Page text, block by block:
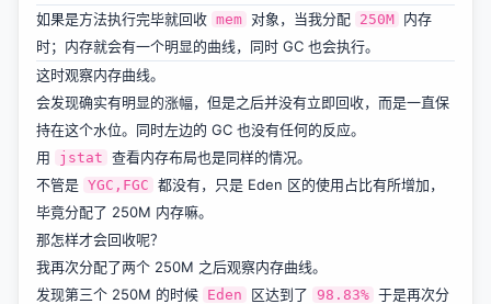
如果是方法执行完毕就回收 mem 对象，当我分配 250M 内存
时；内存就会有一个明显的曲线，同时 GC 也会执行。
这时观察内存曲线。
会发现确实有明显的涨幅，但是之后并没有立即回收，而是一直保
持在这个水位。同时左边的 GC 也没有任何的反应。
用
jstat 查看内存布局也是同样的情况。
不管是 YGC,FGC 都没有，只是 Eden 区的使用占比有所增加，
毕竟分配了 250M 内存嘛。
那怎样才会回收呢？
我再次分配了两个 250M 之后观察内存曲线。
发现第三个 250M 的时候 Eden 区达到了 98.83% 于是再次分